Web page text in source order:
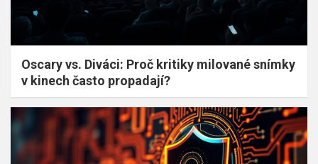
Oscary vs. Diváci: Proč kritiky milované snímky
v kinech často propadají?